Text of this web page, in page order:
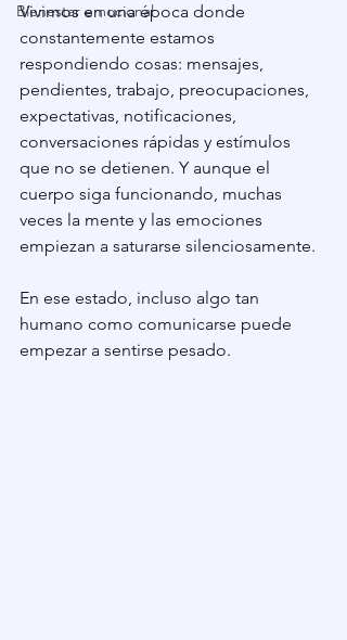
Bienestar emocional
Vivimos en una época donde
constantemente estamos
respondiendo cosas: mensajes,
pendientes, trabajo, preocupaciones,
expectativas, notificaciones,
conversaciones rápidas y estímulos
que no se detienen. Y aunque el
cuerpo siga funcionando, muchas
veces la mente y las emociones
empiezan a saturarse silenciosamente.
En ese estado, incluso algo tan
humano como comunicarse puede
empezar a sentirse pesado.